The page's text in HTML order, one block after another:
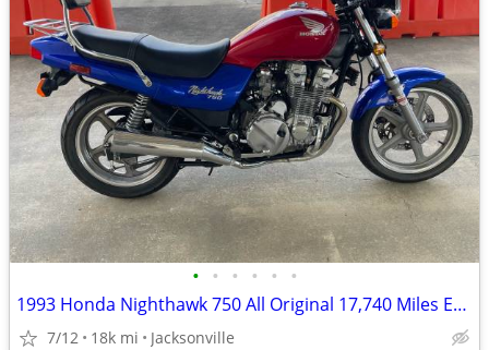
• • • • • •
1993 Honda Nighthawk 750 All Original 17,740 Miles Excellent Condition
7/12 18k mi Jacksonville